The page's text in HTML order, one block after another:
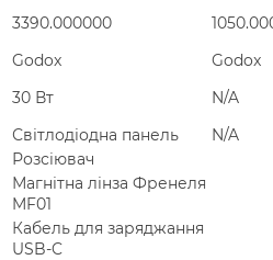
3390.000000
Godox
30 Вт
Світлодіодна панель
Розсіювач
Магнітна лінза Френеля
MF01
Кабель для заряджання
USB-C
Godox
N/A
N/A